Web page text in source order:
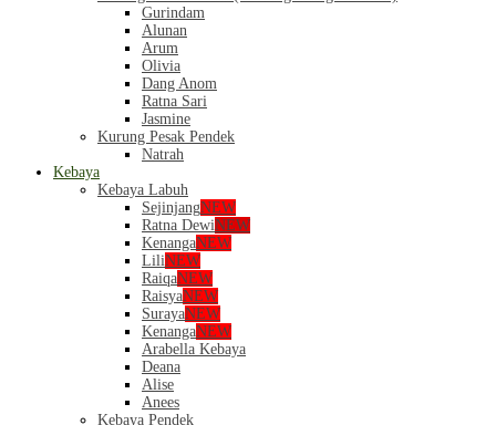
Gurindam
Alunan
Arum
Olivia
Dang Anom
Ratna Sari
Jasmine
Kurung Pesak Pendek
Natrah
Kebaya
Kebaya Labuh
SejinjangNEW
Ratna DewiNEW
KenangaNEW
LiliNEW
RaiqaNEW
RaisyaNEW
SurayaNEW
KenangaNEW
Arabella Kebaya
Deana
Alise
Anees
Kebaya Pendek